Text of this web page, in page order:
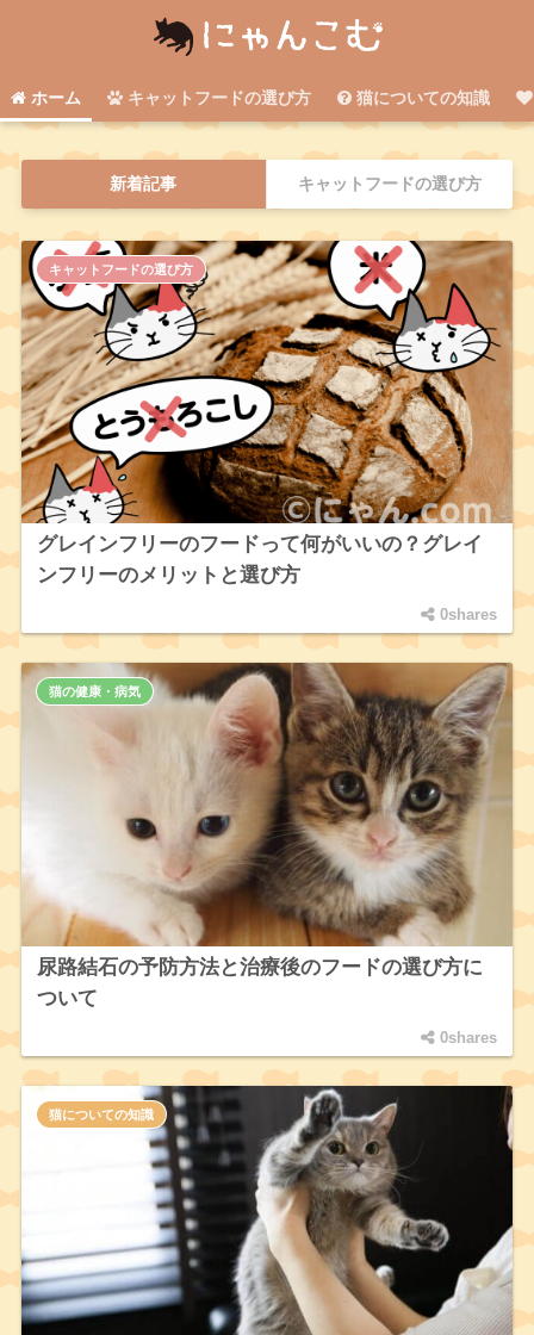
ホーム キャットフードの選び方 猫についての知識
新着記事 キャットフードの選び方
グレインフリーのフードって何がいいの？グレイ
ンフリーのメリットと選び方
0shares
キャットフードの選び方
尿路結石の予防方法と治療後のフードの選び方に
ついて
0shares
猫の健康・病気
猫についての知識